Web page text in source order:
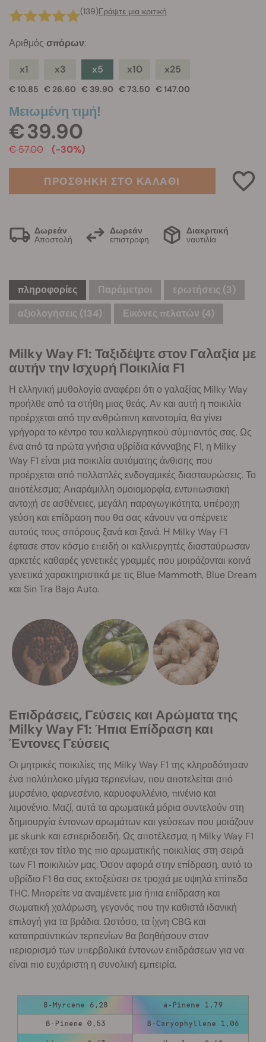
(139)Γράψτε μια κριτική
Αριθμός σπόρων:
x1
€ 10.85
x3
€ 26.60
x5
€ 39.90
x10
€ 73.50
x25
€ 147.00
Μειωμένη τιμή!
€ 39.90
€ 57.00 (-30%)
ΠΡΟΣΘΗΚΗ ΣΤΟ ΚΑΛΑΘΙ
Δωρεάν
Αποστολή
Δωρεάν
επιστροφη
Διακριτική
ναυτιλία
πληροφορίες Παράμετροι ερωτήσεις (3)
αξιολογήσεις (134)
Εικόνες πελατών (4)
Milky Way F1: Ταξιδέψτε στον Γαλαξία με
αυτήν την Ισχυρή Ποικιλία F1
Η ελληνική μυθολογία αναφέρει ότι ο γαλαξίας Milky Way
προήλθε από τα στήθη μιας θεάς. Αν και αυτή η ποικιλία
προέρχεται από την ανθρώπινη καινοτομία, θα γίνει
γρήγορα το κέντρο του καλλιεργητικού σύμπαντός σας. Ως
ένα από τα πρώτα γνήσια υβρίδια κάνναβης F1, η Milky
Way F1 είναι μια ποικιλία αυτόματης άνθισης που
προέρχεται από πολλαπλές ενδογαμικές διασταυρώσεις. Το
αποτέλεσμα; Απαράμιλλη ομοιομορφία, εντυπωσιακή
αντοχή σε ασθένειες, μεγάλη παραγωγικότητα, υπέροχη
γεύση και επίδραση που θα σας κάνουν να σπέρνετε
αυτούς τους σπόρους ξανά και ξανά. Η Milky Way F1
έφτασε στον κόσμο επειδή οι καλλιεργητές διασταύρωσαν
αρκετές καθαρές γενετικές γραμμές που μοιράζονται κοινά
γενετικά χαρακτηριστικά με τις Blue Mammoth, Blue Dream
και Sin Tra Bajo Auto.
Επιδράσεις, Γεύσεις και Αρώματα της
Milky Way F1: Ήπια Επίδραση και
Έντονες Γεύσεις
Οι μητρικές ποικιλίες της Milky Way F1 της κληροδότησαν
ένα πολύπλοκο μίγμα τερπενίων, που αποτελείται από
μυρσένιο, φαρνεσένιο, καρυοφυλλένιο, πινένιο και
λιμονένιο. Μαζί, αυτά τα αρωματικά μόρια συντελούν στη
δημιουργία έντονων αρωμάτων και γεύσεων που μοιάζουν
με skunk και εσπεριδοειδή. Ως αποτέλεσμα, η Milky Way F1
κατέχει τον τίτλο της πιο αρωματικής ποικιλίας στη σειρά
των F1 ποικιλιών μας. Όσον αφορά στην επίδραση, αυτό το
υβρίδιο F1 θα σας εκτοξεύσει σε τροχιά με υψηλά επίπεδα
THC. Μπορείτε να αναμένετε μια ήπια επίδραση και
σωματική χαλάρωση, γεγονός που την καθιστά ιδανική
επιλογή για τα βράδια. Ωστόσο, τα ίχνη CBG και
καταπραϋντικών τερπενίων θα βοηθήσουν στον
περιορισμό των υπερβολικά έντονων επιδράσεων για να
είναι πιο ευχάριστη η συνολική εμπειρία.